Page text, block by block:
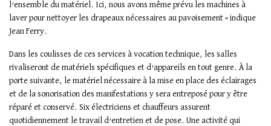
l’ensemble du matériel. Ici, nous avons même prévu les machines à
laver pour nettoyer les drapeaux nécessaires au pavoisement » indique
Jean Ferry.
Dans les coulisses de ces services à vocation technique, les salles
rivaliseront de matériels spécifiques et d’appareils en tout genre. À la
porte suivante, le matériel nécessaire à la mise en place des éclairages
et de la sonorisation des manifestations y sera entreposé pour y être
réparé et conservé. Six électriciens et chauffeurs assurent
quotidiennement le travail d’entretien et de pose. Une activité qui